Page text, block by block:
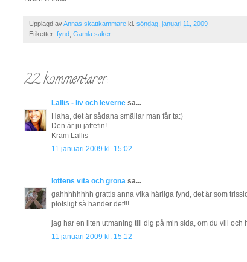
Upplagd avAnnas skattkammare kl. söndag, januari 11, 2009
Etiketter: fynd Gamla saker
22 kommentarer:
Lallis - liv och leverne sa...
Haha, det är sådana smällar man får ta:)
Den är ju jättefin!
Kram Lallis
11 januari 2009 kl. 15:02
lottens vita och gröna sa...
gahhhhhhhh grattis anna vika härliga fynd, det är som
plötsligt så händer det!!!
jag har en liten utmaning till dig på min sida, om du vill och
11 januari 2009 kl. 15:12